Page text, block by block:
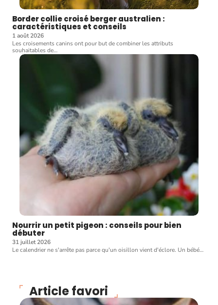
Border collie croisé berger australien :
caractéristiques et conseils
1 août 2026
Les croisements canins ont pour but de combiner les attributs
souhaitables de…
Nourrir un petit pigeon : conseils pour bien
débuter
31 juillet 2026
Le calendrier ne s'arrête pas parce qu'un oisillon vient d'éclore. Un bébé…
Article favori